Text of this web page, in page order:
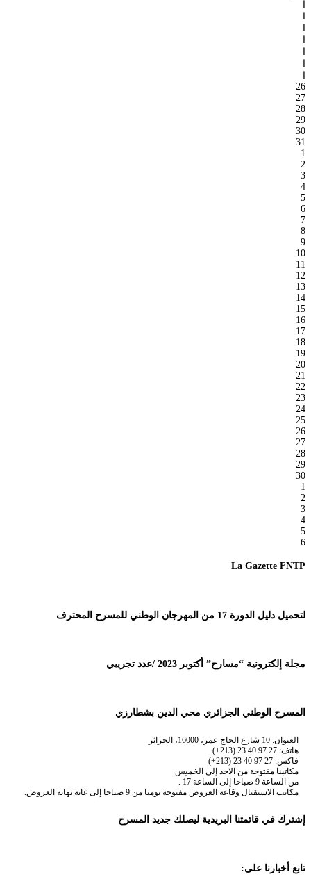
26
27
28
29
30
31
1
2
3
4
5
6
7
8
9
10
11
12
13
14
15
16
17
18
19
20
21
22
23
24
25
26
27
28
29
30
1
2
3
4
5
6
La Gazette FNTP
لتحميل دليل الدورة 17 من المهرجان الوطني للمسرح المحترف
مجلة إلكترونية “مسارح” أكتوبر 2023 /عدد تجريبي
المسرح الوطني الجزائري محي الدين بشطارزي
العنوان: 10 شارع الحاج عمر، 16000، الجزائر
هاتف: 27 97 40 23 (213+)
فاكس: 27 97 40 23 (213+)
مكاتبنا مفتوحة من الاحد إلى الخميس
من الساعة 9 صباحا إلى الساعة 17 .
مكاتب الاستقبال وقاعة العروض مفتوحة يوميا من 9 صباحا إلى غاية نهاية العروض.
إشترك في قائمتنا البريدية ليصلك جديد المسرح
تابع أخبارنا على: